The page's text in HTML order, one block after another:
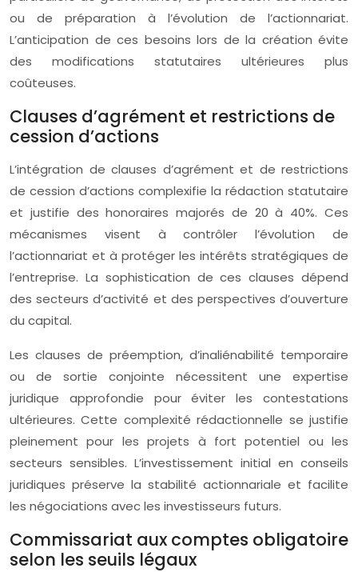
ou de préparation à l’évolution de l’actionnariat.
L’anticipation de ces besoins lors de la création évite
des modifications statutaires ultérieures plus
coûteuses.
Clauses d’agrément et restrictions de
cession d’actions
L’intégration de clauses d’agrément et de restrictions
de cession d’actions complexifie la rédaction statutaire
et justifie des honoraires majorés de 20 à 40%. Ces
mécanismes visent à contrôler l’évolution de
l’actionnariat et à protéger les intérêts stratégiques de
l’entreprise. La sophistication de ces clauses dépend
des secteurs d’activité et des perspectives d’ouverture
du capital.
Les clauses de préemption, d’inaliénabilité temporaire
ou de sortie conjointe nécessitent une expertise
juridique approfondie pour éviter les contestations
ultérieures. Cette complexité rédactionnelle se justifie
pleinement pour les projets à fort potentiel ou les
secteurs sensibles. L’investissement initial en conseils
juridiques préserve la stabilité actionnariale et facilite
les négociations avec les investisseurs futurs.
Commissariat aux comptes obligatoire
selon les seuils légaux